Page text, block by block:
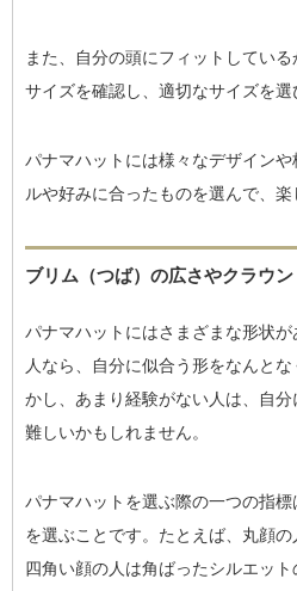
また、自分の頭にフィットしている
サイズを確認し、適切なサイズを選
パナマハットには様々なデザイン
ルや好みに合ったものを選んで、楽
ブリム（つば）の広さやクラウ
パナマハットにはさまざまな形状
人なら、自分に似合う形をなんと
かし、あまり経験がない人は、自
難しいかもしれません。
パナマハットを選ぶ際の一つの指
を選ぶことです。たとえば、丸顔の
四角い顔の人は角ばったシルエッ